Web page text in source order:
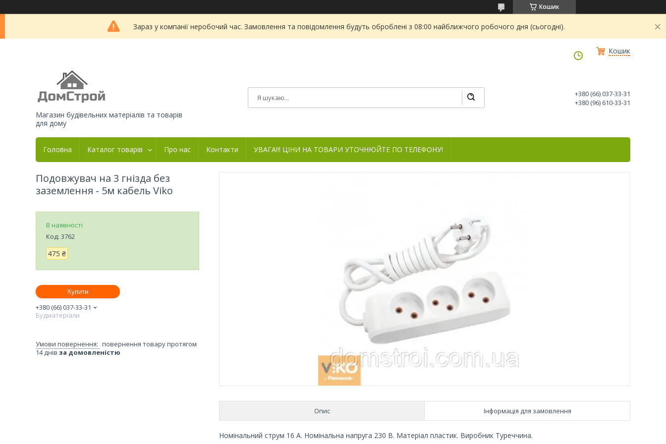
Кошик
Зараз у компанії неробочий час. Замовлення та повідомлення будуть оброблені з 08:00 найближчого робочого дня (сьогодні).
Кошик
Магазин будівельних матеріалів та товарів
для дому
+380 (66) 037-33-31
+380 (96) 610-33-31
Головна Каталог товарів Про нас Контакти УВАГА!!! ЦІНИ НА ТОВАРИ УТОЧНЮЙТЕ ПО ТЕЛЕФОНУ!
Опис Інформація для замовлення
Номінальний струм 16 А. Номінальна напруга 230 В. Матеріал пластик. Виробник Туреччина.
Подовжувач на 3 гнізда без
заземлення - 5м кабель Viko
В наявності
Код: 3762
475 ₴
Купити
+380 (66) 037-33-31
Будматеріали
повернення товару протягом
14 днів за домовленістю